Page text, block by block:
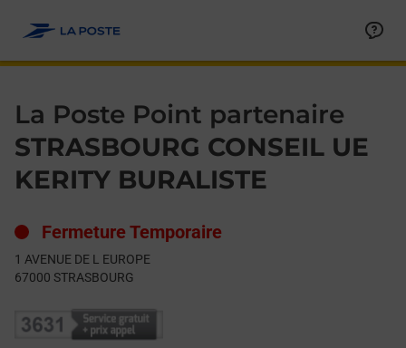
La Poste Point partenaire
STRASBOURG CONSEIL UE
KERITY BURALISTE
Fermeture Temporaire
1 AVENUE DE L EUROPE
67000 STRASBOURG